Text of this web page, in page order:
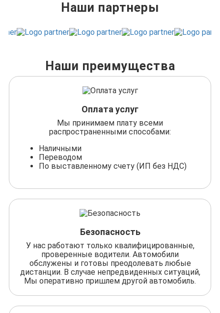
Наши партнеры
Наши преимущества
Оплата услуг
Мы принимаем плату всеми
распространенными способами:
Наличными
Переводом
По выставленному счету (ИП без НДС)
Безопасность
У нас работают только квалифицированные,
проверенные водители. Автомобили
обслужены и готовы преодолевать любые
дистанции. В случае непредвиденных ситуаций,
Мы оперативно пришлем другой автомобиль.